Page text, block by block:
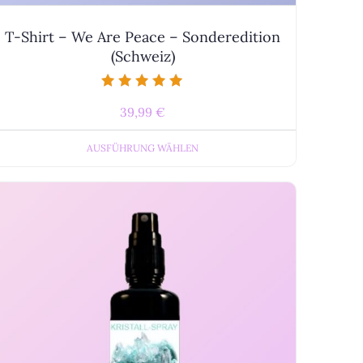
T-Shirt – We Are Peace – Sonderedition
(Schweiz)
5.0039,99€
AUSFÜHRUNG WÄHLEN